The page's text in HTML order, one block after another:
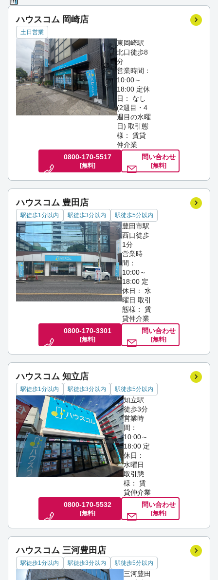
ハウスコム 岡崎店
土日営業
東岡崎駅
北口徒歩8
分
営業時間：
10:00～
18:00 定休
日： なし
(2週目・4
週目の水曜
日)取引態
様： 賃貸
仲介業
0800-170-5517
[無料]
問い合わせ
[無料]
ハウスコム 豊田店
駅徒歩1分以内 駅徒歩3分以内 駅徒歩5分以内
豊田市駅
西口徒歩
1分
営業時
間：
10:00～
18:00 定
休日： 水
曜日 取引
態様： 賃
貸仲介業
0800-170-3301
[無料]
問い合わせ
[無料]
ハウスコム 知立店
駅徒歩1分以内 駅徒歩3分以内 駅徒歩5分以内
知立駅
徒歩3分
営業時
間：
10:00～
18:00 定
休日：
水曜日
取引態
様： 賃
貸仲介業
0800-170-5532
[無料]
問い合わせ
[無料]
ハウスコム 三河豊田店
駅徒歩1分以内 駅徒歩3分以内 駅徒歩5分以内
三河豊田